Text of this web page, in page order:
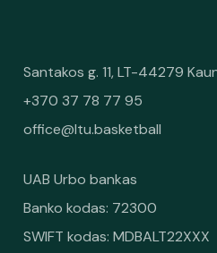
Santakos g. 11, LT-44279
+370 37 78 77 95
office@ltu.basketball
UAB Urbo bankas
Banko kodas: 72300
SWIFT kodas: MDBALT22XXX